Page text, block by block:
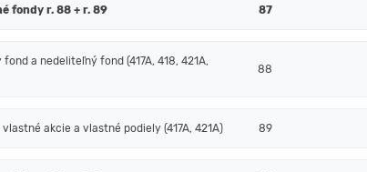
fondy r. 88 + r. 89 87
a nedeliteľný fond (417A, 418, 421A,
88
akcie a vlastné podiely (417A, 421A) 89